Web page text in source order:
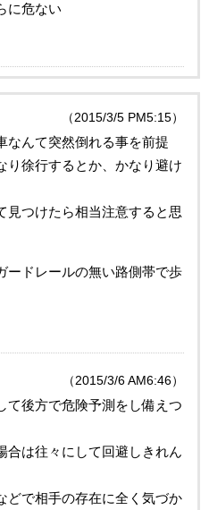
に危ない
（2015/3/5 PM5:15）
なんて突然倒れる事を前提
り徐行するとか、かなり避け
見つけたら相当注意すると思
ードレールの無い路側帯で歩
（2015/3/6 AM6:46）
て後方で危険予測をし備えつ
合は往々にして回避しきれん
どで相手の存在に全く気づか